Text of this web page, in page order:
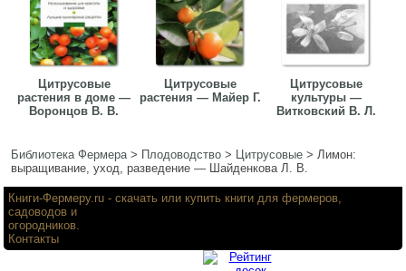
Цитрусовые
растения в доме —
Воронцов В. В.
Цитрусовые
растения — Майер Г.
Цитрусовые
культуры —
Витковский В. Л.
Библиотека Фермера> Плодоводство > Цитрусовые >Лимон:
выращивание, уход, разведение — Шайденкова Л. В.
Книги-Фермеру.ru - скачать или купить книги для фермеров,
садоводов и
огородников.
Контакты